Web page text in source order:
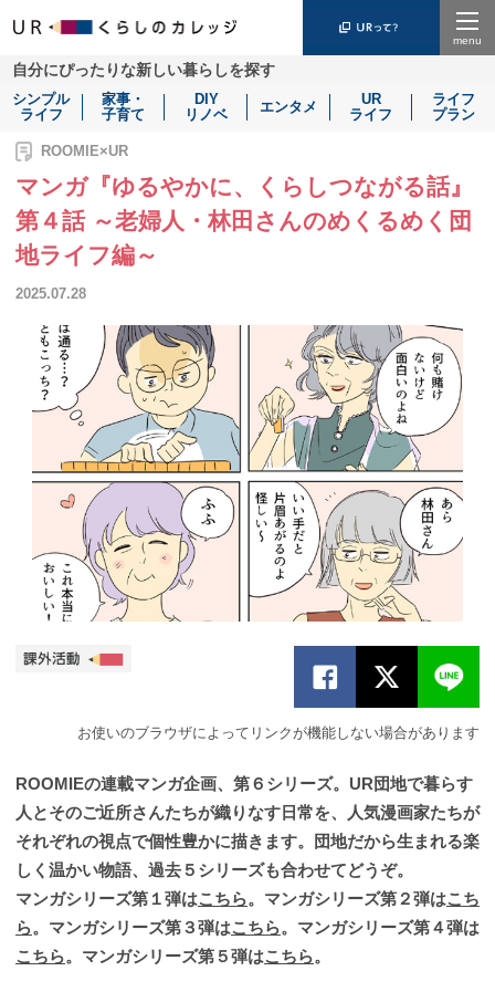
自分にぴったりな新しい暮らしを探す
シンプル
ライフ
家事・
子育て
DIY
リノベ
エンタメ
UR
ライフ
ライフ
プラン
ROOMIE×UR
マンガ『ゆるやかに、くらしつながる話』
第４話 ～老婦人・林田さんのめくるめく団
地ライフ編～
2025.07.28
お使いのブラウザによってリンクが機能しない場合があります
ROOMIEの連載マンガ企画、第６シリーズ。UR団地で暮らす
人とそのご近所さんたちが織りなす日常を、人気漫画家たちが
それぞれの視点で個性豊かに描きます。団地だから生まれる楽
しく温かい物語、過去５シリーズも合わせてどうぞ。
マンガシリーズ第１弾はこちら。マンガシリーズ第２弾はこち
ら。マンガシリーズ第３弾はこちら。マンガシリーズ第４弾は
こちら。マンガシリーズ第５弾はこちら。